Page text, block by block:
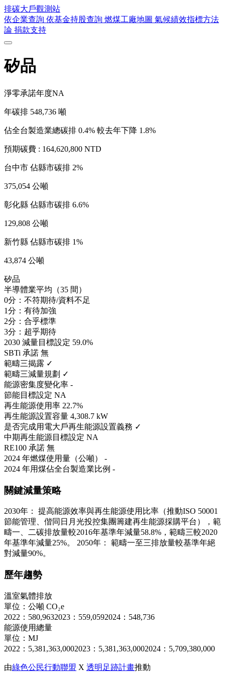
排碳大戶觀測站
依企業查詢 依基金持股查詢 燃煤工廠地圖 氣候績效指標方法
論 捐款支持
矽品
淨零承諾年度NA
年碳排 548,736 噸
佔全台製造業總碳排 0.4% 較去年下降 1.8%
預期碳費 : 164,620,800 NTD
台中市 佔縣市碳排 2%
375,054 公噸
彰化縣 佔縣市碳排 6.6%
129,808 公噸
新竹縣 佔縣市碳排 1%
43,874 公噸
矽品
半導體業平均（35 間）
0分：不符期待/資料不足
1分：有待加強
2分：合乎標準
3分：超乎期待
2030 減量目標設定 59.0%
SBTi 承諾 無
範疇三揭露 ✓
範疇三減量規劃 ✓
能源密集度變化率 -
節能目標設定 NA
再生能源使用率 22.7%
再生能源設置容量 4,308.7 kW
是否完成用電大戶再生能源設置義務 ✓
中期再生能源目標設定 NA
RE100 承諾 無
2024 年燃煤使用量（公噸） -
2024 年用煤佔全台製造業比例 -
關鍵減量策略
2030年： 提高能源效率與再生能源使用比率（推動ISO 50001
節能管理、偕同日月光投控集團籌建再生能源採購平台），範
疇一、二碳排放量較2016年基準年減量58.8%，範疇三較2020
年基準年減量25%。 2050年： 範疇一至三排放量較基準年絕
對減量90%。
歷年趨勢
溫室氣體排放
單位：公噸 CO₂e
2022：580,9632023：559,0592024：548,736
能源使用總量
單位：MJ
2022：5,381,363,0002023：5,381,363,0002024：5,709,380,000
由綠色公民行動聯盟 X 透明足跡計畫推動